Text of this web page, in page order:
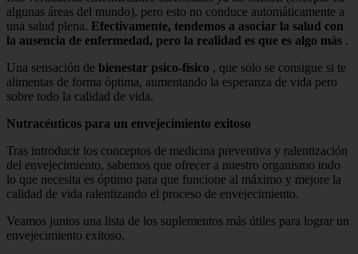
algunas áreas del mundo), pero esto no conduce automáticamente a
una salud plena. Efectivamente, tendemos a asociar la salud con
la ausencia de enfermedad, pero la realidad es que es algo más .
Una sensación de bienestar psico-físico , que solo se consigue si te
alimentas de forma óptima, aumentando la esperanza de vida pero
sobre todo la calidad de vida.
Nutracéuticos para un envejecimiento exitoso
Tras introducir los conceptos de medicina preventiva y ralentización
del envejecimiento, sabemos que ofrecer a nuestro organismo todo
lo que necesita es óptimo para que funcione al máximo y mejore la
calidad de vida ralentizando el proceso de envejecimiento.
Veamos juntos una lista de los suplementos más útiles para lograr un
envejecimiento exitoso.